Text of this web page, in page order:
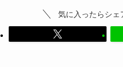
気に入ったらシェ